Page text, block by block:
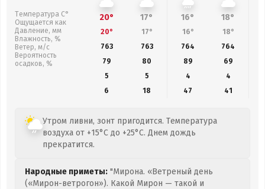
Температура С°
Ощущается как
Давление, мм
Влажность, %
Ветер, м/с
Вероятность
осадков, %
20° 17° 16° 18°
20° 17° 16° 18°
763
763 764 764
79
80 89 69
5
5 4
4
6
18 47 41
Утром ливни, зонт пригодится. Температура
воздуха от +15°C до +25°C. Днем дождь
прекратится.
Народные приметы: "Мирона. «Ветреный день
(«Мирон-ветрогон»). Какой Мирон — такой и